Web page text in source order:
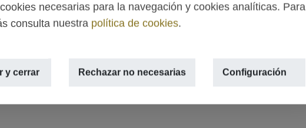
necesarias para la navegación y cookies analíticas. Para
consulta nuestra política de cookies.
y cerrar Rechazar no necesarias Configuración